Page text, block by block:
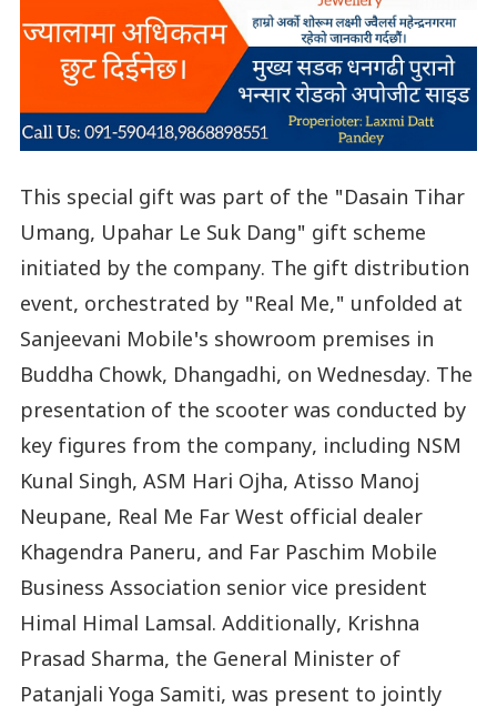
This special gift was part of the "Dasain Tihar
Umang, Upahar Le Suk Dang" gift scheme
initiated by the company. The gift distribution
event, orchestrated by "Real Me," unfolded at
Sanjeevani Mobile's showroom premises in
Buddha Chowk, Dhangadhi, on Wednesday. The
presentation of the scooter was conducted by
key figures from the company, including NSM
Kunal Singh, ASM Hari Ojha, Atisso Manoj
Neupane, Real Me Far West official dealer
Khagendra Paneru, and Far Paschim Mobile
Business Association senior vice president
Himal Himal Lamsal. Additionally, Krishna
Prasad Sharma, the General Minister of
Patanjali Yoga Samiti, was present to jointly